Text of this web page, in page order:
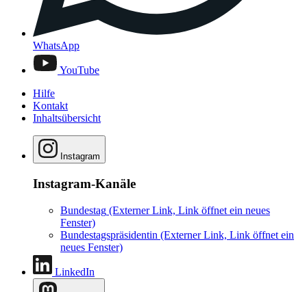
WhatsApp
YouTube
Hilfe
Kontakt
Inhaltsübersicht
Instagram
Instagram-Kanäle
Bundestag (Externer Link, Link öffnet ein neues
Fenster)
Bundestagspräsidentin (Externer Link, Link öffnet ein
neues Fenster)
LinkedIn